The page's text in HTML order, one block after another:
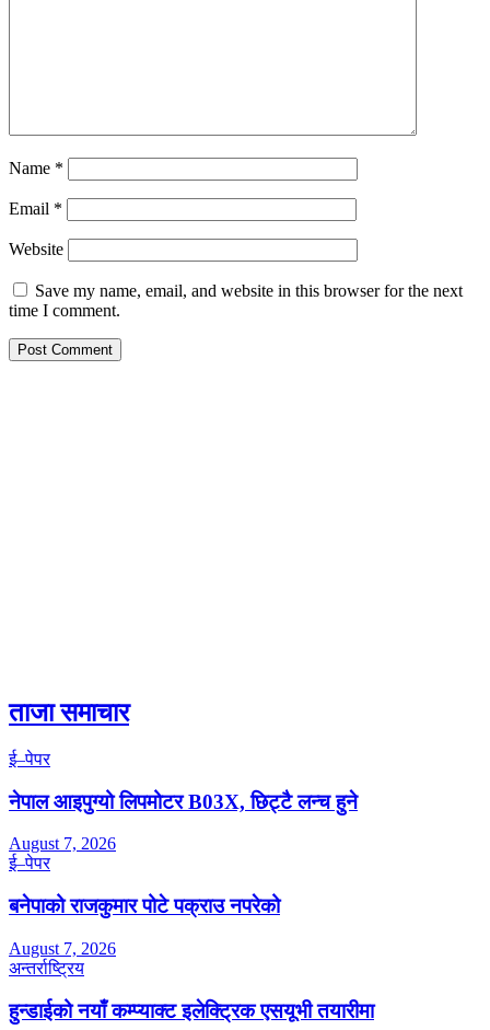
Name *
Email *
Website
Save my name, email, and website in this browser for the next
time I comment.
ताजा समाचार
ई–पेपर
नेपाल आइपुग्यो लिपमोटर B03X, छिट्टै लन्च हुने
August 7, 2026
ई–पेपर
बनेपाको राजकुमार पोटे पक्राउ नपरेको
August 7, 2026
अन्तर्राष्ट्रिय
हुन्डाईको नयाँ कम्प्याक्ट इलेक्ट्रिक एसयूभी तयारीमा